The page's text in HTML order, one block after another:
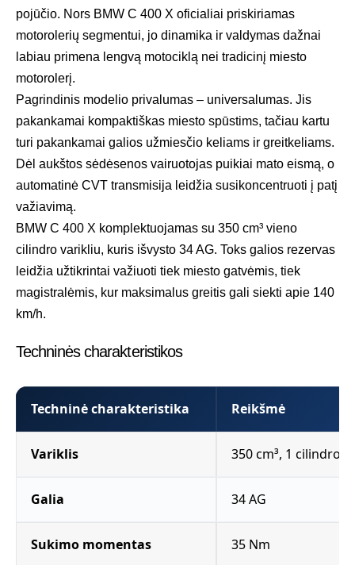
pojūčio. Nors BMW C 400 X oficialiai priskiriamas
motorolerių segmentui, jo dinamika ir valdymas dažnai
labiau primena lengvą motociklą nei tradicinį miesto
motorolerį.
Pagrindinis modelio privalumas – universalumas. Jis
pakankamai kompaktiškas miesto spūstims, tačiau kartu
turi pakankamai galios užmiesčio keliams ir greitkeliams.
Dėl aukštos sėdėsenos vairuotojas puikiai mato eismą, o
automatinė CVT transmisija leidžia susikoncentruoti į patį
važiavimą.
BMW C 400 X komplektuojamas su 350 cm³ vieno
cilindro varikliu, kuris išvysto 34 AG. Toks galios rezervas
leidžia užtikrintai važiuoti tiek miesto gatvėmis, tiek
magistralėmis, kur maksimalus greitis gali siekti apie 140
km/h.
Techninės charakteristikos
Techninė charakteristika Reikšmė
Variklis 350 cm³, 1 cilindro,
Galia 34 AG
Sukimo momentas 35 Nm